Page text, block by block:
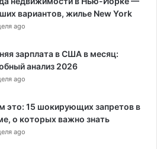
вариантов, жилье New York
ago
зарплата в США в месяц:
анализ 2026
ago
это: 15 шокирующих запретов в
о которых важно знать
ago